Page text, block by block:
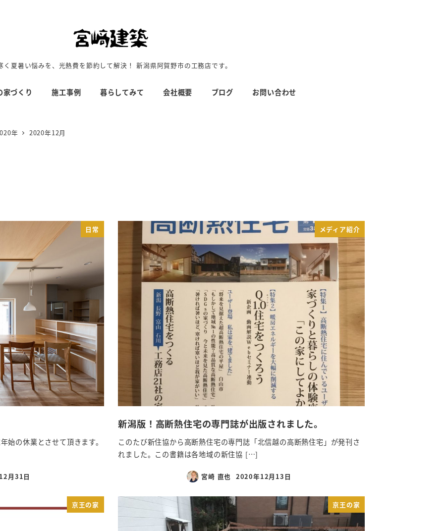
く夏暑い悩みを、光熱費を節約して解決！ 新潟県阿賀野市の工務店です。
家づくり 施工事例 暮らしてみて 会社概要 ブログ お問い合わせ
年 2020年12月
日常
始の休業とさせて頂きます。
月31日
メディア紹介
新潟版！高断熱住宅の専門誌が出版されました。
このたび新住協から高断熱住宅の専門誌「北信越の高断熱住宅」が発刊さ
れました。この書籍は各地域の新住協 […]
宮崎 直也
投稿日
2020年12月13日
京王の家 京王の家